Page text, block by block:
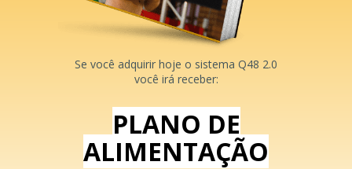
Se você adquirir hoje o sistema Q48 2.0
você irá receber:
PLANO DE
ALIMENTAÇÃO